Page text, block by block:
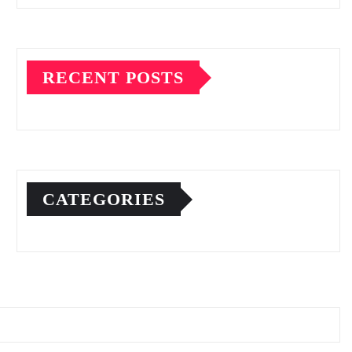
RECENT POSTS
CATEGORIES